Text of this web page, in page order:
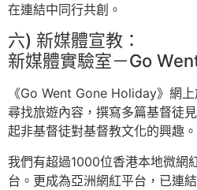
在連結中同行共創。
六) 新媒體宣教：
新媒體實驗室－Go
《Go Went Gone Holiday》網
尋找旅遊內容，撰寫多篇基督徒
起非基督徒對基督教文化的興趣。
我們有超過1000位香港本地微網
台。更成為亞洲網紅平台，已連